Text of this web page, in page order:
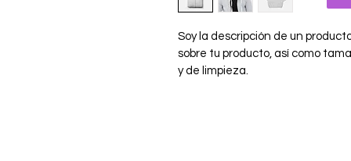
Soy la descripción de un
sobre tu producto, así como
y de limpieza.